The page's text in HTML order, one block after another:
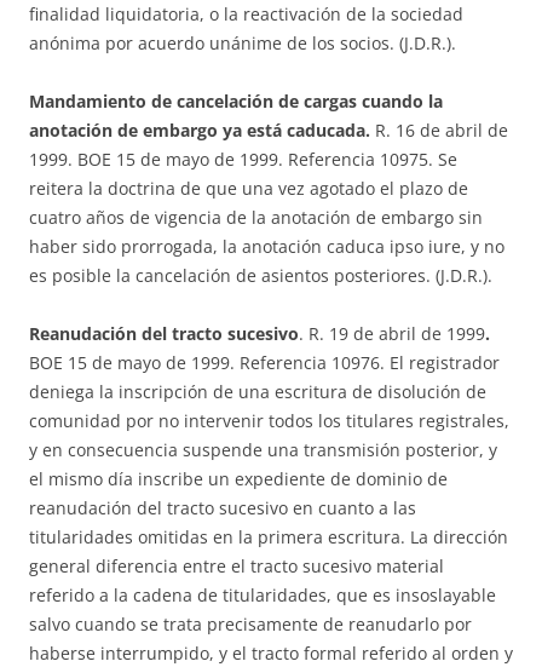
finalidad liquidatoria, o la reactivación de la sociedad
anónima por acuerdo unánime de los socios. (J.D.R.).
Mandamiento de cancelación de cargas cuando la
anotación de embargo ya está caducada. R. 16 de abril de
1999. BOE 15 de mayo de 1999. Referencia 10975. Se
reitera la doctrina de que una vez agotado el plazo de
cuatro años de vigencia de la anotación de embargo sin
haber sido prorrogada, la anotación caduca ipso iure, y no
es posible la cancelación de asientos posteriores. (J.D.R.).
Reanudación del tracto sucesivo. R. 19 de abril de 1999.
BOE 15 de mayo de 1999. Referencia 10976. El registrador
deniega la inscripción de una escritura de disolución de
comunidad por no intervenir todos los titulares registrales,
y en consecuencia suspende una transmisión posterior, y
el mismo día inscribe un expediente de dominio de
reanudación del tracto sucesivo en cuanto a las
titularidades omitidas en la primera escritura. La dirección
general diferencia entre el tracto sucesivo material
referido a la cadena de titularidades, que es insoslayable
salvo cuando se trata precisamente de reanudarlo por
haberse interrumpido, y el tracto formal referido al orden y